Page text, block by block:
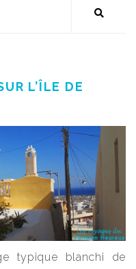
L’ÎLE DE
typique blanchi de